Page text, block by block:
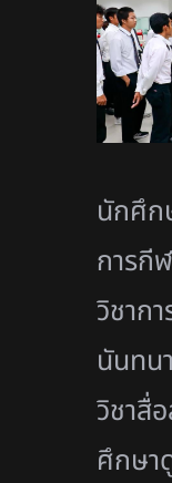
นักศึก
การกี
วิชาก
นันทน
วิชาสื่
ศึกษ